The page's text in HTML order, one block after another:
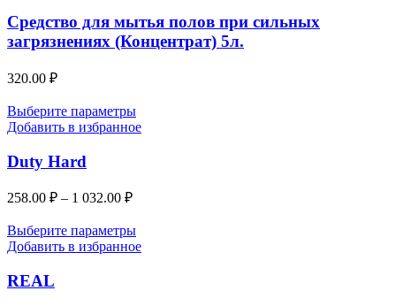
Средство для мытья полов при сильных
загрязнениях (Концентрат) 5л.
320.00 ₽
Выберите параметры
Добавить в избранное
Duty Hard
258.00 ₽ – 1 032.00 ₽
Выберите параметры
Добавить в избранное
REAL